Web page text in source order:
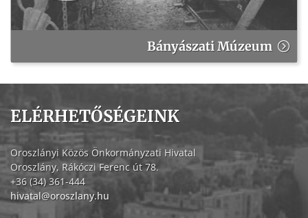
Bányászati Múzeum
ELÉRHETŐSÉGEINK
Oroszlányi Közös Önkormányzati Hivatal
Oroszlány, Rákóczi Ferenc út 78.
+36 (34) 361-444
hivatal@oroszlany.hu